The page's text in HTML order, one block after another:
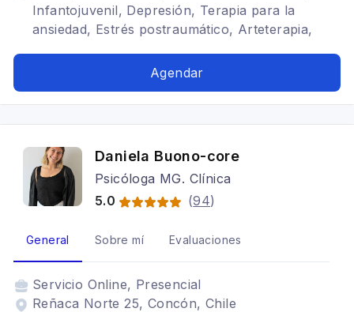
Infantojuvenil, Depresión, Terapia para la
ansiedad, Estrés postraumático, Arteterapia,
Agendar
Daniela Buono-core
Psicóloga MG. Clínica
5.0
(94)
General Sobre mí Evaluaciones
Servicio Online, Presencial
Reñaca Norte 25, Concón, Chile